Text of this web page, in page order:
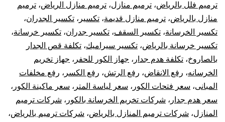
ترميم فلل بالرياض، ترميم منازل، ترميم منازل الرياض، ترميم
منازل بالرياض، ترميم منازل قديمة، تكسير ، تكسير الجدران،
تكسير الخرسانة، تكسير السقف، تكسير جدران، تكسير خرسانة،
تكسير خرسانة بالرياض، تكسير سيراميك، تكلفة قص الجدار
بالصاروخ، تكلفة هدم جدار ، جهاز الكور للحفر ، جهاز تخريم
الخرسانه، رفع الانقاض، رفع الرتش، رفع الكسر ، رفع مخلفات
المبانى، سعر فتحات الكور ، سعر لياسة المتر ، سعر ماكينة الكور ،
سعر هدم جدار ، شركات تخريم الخرسانة بالكور ، شركات ترميم
المنازل، شركات ترميم المنازل بالرياض، شركات ترميم بالرياض،